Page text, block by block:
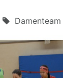
Damenteam